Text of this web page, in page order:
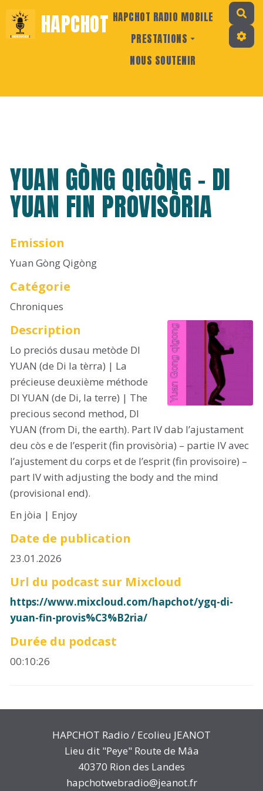
HAPCHOT HAPCHOT RADIO MOBILE
PRESTATIONS
NOUS SOUTENIR
YUAN GÒNG QIGÒNG - DI
YUAN FIN PROVISÒRIA
Emission
Yuan Gòng Qigòng
Catégorie
Chroniques
Description
Lo preciós dusau metòde DI
YUAN (de Di la tèrra) | La
précieuse deuxième méthode
DI YUAN (de Di, la terre) | The
precious second method, DI
YUAN (from Di, the earth). Part IV dab l’ajustament
deu còs e de l’esperit (fin provisòria) – partie IV avec
l’ajustement du corps et de l’esprit (fin provisoire) –
part IV with adjusting the body and the mind
(provisional end).
En jòia | Enjoy
Date de publication
23.01.2026
Url du podcast sur Mixcloud
https://www.mixcloud.com/hapchot/ygq-di-
yuan-fin-provis%C3%B2ria/
Durée du podcast
00:10:26
HAPCHOT Radio / Ecolieu JEANOT
Lieu dit "Peye" Route de Mâa
40370 Rion des Landes
hapchotwebradio@jeanot.fr